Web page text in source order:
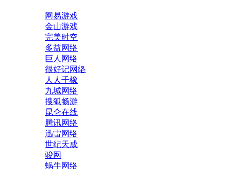
网易游戏
金山游戏
完美时空
多益网络
巨人网络
很好记网络
人人千橡
九城网络
搜狐畅游
昆仑在线
腾讯网络
迅雷网络
世纪天成
骏网
蜗牛网络